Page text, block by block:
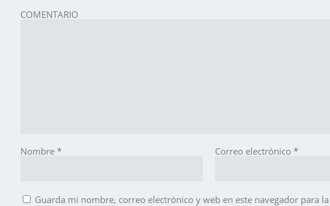
COMENTARIO
Nombre * Correo electrónico *
Guarda mi nombre, correo electrónico y web en este navegador para